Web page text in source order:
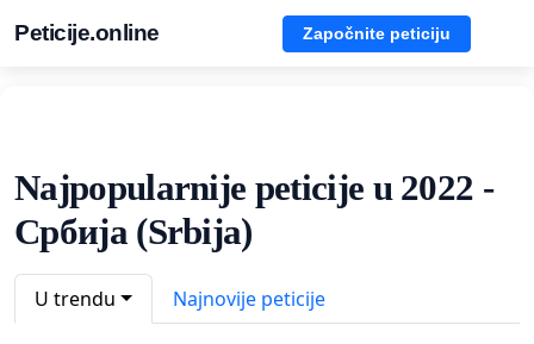
Peticije.online Započnite peticiju
Najpopularnije peticije u 2022 -
Србија (Srbija)
U trendu Najnovije peticije